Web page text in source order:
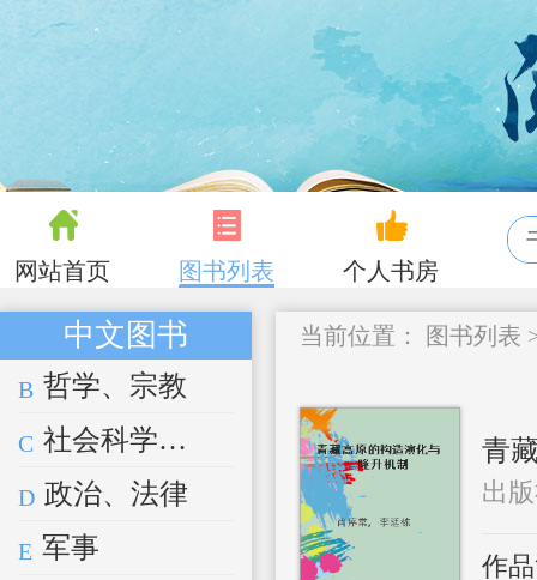
网站首页 图书列表 个人书房
中文图书
B 哲学、宗教
C 社会科学总论
D 政治、法律
E 军事
当前位置： 图书列表
青
出
作